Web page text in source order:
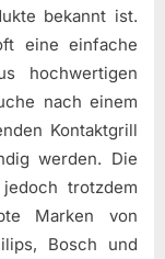
bekannt ist.
eine einfache
hochwertigen
nach einem
Kontaktgrill
werden. Die
trotzdem
Marken von
Bosch und